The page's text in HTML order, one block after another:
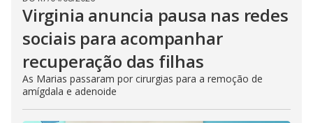
Virginia anuncia pausa nas redes
sociais para acompanhar
recuperação das filhas
As Marias passaram por cirurgias para a remoção de
amígdala e adenoide